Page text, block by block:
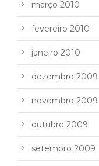
março 2010
fevereiro 2010
janeiro 2010
dezembro 2009
novembro 2009
outubro 2009
setembro 2009